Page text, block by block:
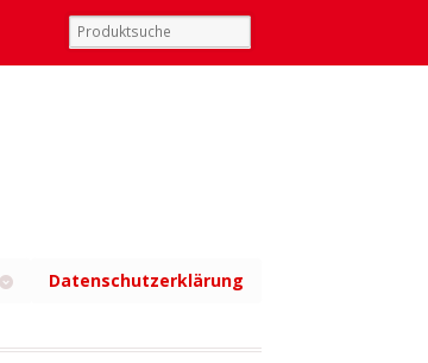
Datenschutzerklärung